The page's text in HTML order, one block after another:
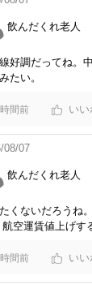
飲んだくれ老人
好調だってね。
たい。
間前
08/07
飲んだくれ老人
くないだろうね
航空運賃値上げす
間前